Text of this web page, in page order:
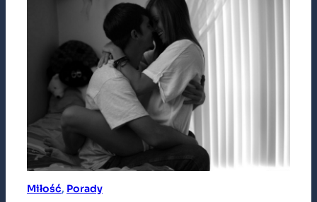
Miłość, Porady